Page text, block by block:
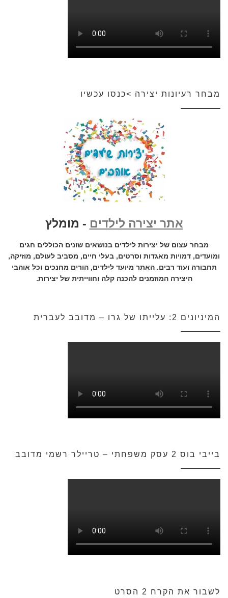
מבחר רעיונות יצירה >כנסו עכשיו
אתר יצירה לילדים - מומלץ
מבחר עצום של יצירות לילדים בנושאים שונים הכוללים חגים
ומועדים, דמויות מאגדות וסרטים, בעלי חיים, מסביב לעולם, מוזיקה,
תחבורה ועוד רבים. האתר מיועד לילדים, הורים מחנכים וכל אוהבי
היצירה המוזמנים להכנה קלה וחווייתית של יצירות.
המיניונים 2: עלייתו של גרו – מדובב לעברית
בייבי בוס 2 עסק משפחתי – טריילר רשמי מדובב
לשבור את הקרח 2 הסרט